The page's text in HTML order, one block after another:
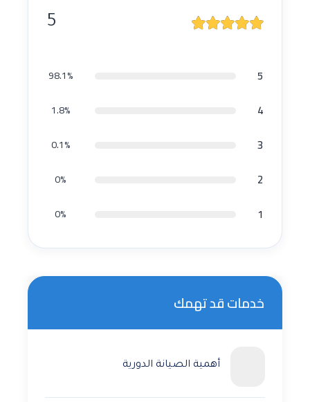
5
5
98.1%
4
1.8%
3
0.1%
2
0%
1
0%
خدمات قد تهمك
أهمية الصيانة الدورية